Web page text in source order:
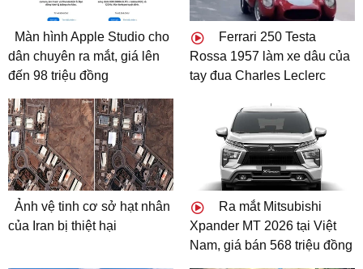
Màn hình Apple Studio cho
dân chuyên ra mắt, giá lên
đến 98 triệu đồng
Ferrari 250 Testa
Rossa 1957 làm xe dâu của
tay đua Charles Leclerc
Ảnh vệ tinh cơ sở hạt nhân
của Iran bị thiệt hại
Ra mắt Mitsubishi
Xpander MT 2026 tại Việt
Nam, giá bán 568 triệu đồng